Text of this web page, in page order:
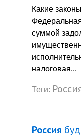
Какие
суммой
налоговая...
Теги: Россия
Россия